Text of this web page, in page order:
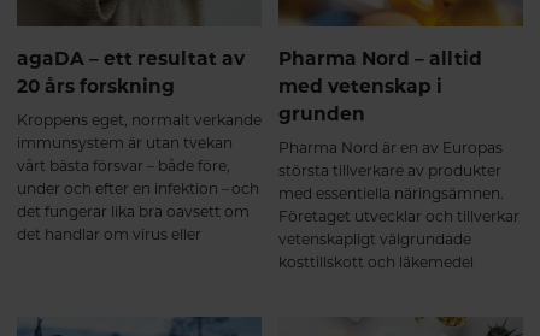
agaDA – ett resultat av
20 års forskning
Kroppens eget, normalt verkande
immunsystem är utan tvekan
vårt bästa försvar – både före,
under och efter en infektion – och
det fungerar lika bra oavsett om
det handlar om virus eller
studier och lång erfarenhet visar
Pharma Nord – alltid
med vetenskap i
grunden
Pharma Nord är en av Europas
största tillverkare av produkter
med essentiella näringsämnen.
Företaget utvecklar och tillverkar
vetenskapligt välgrundade
kosttillskott och läkemedel